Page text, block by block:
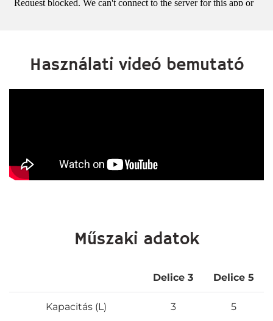
Használati videó bemutató
Műszaki adatok
Delice 3 Delice 5
Kapacitás (L) 3 5